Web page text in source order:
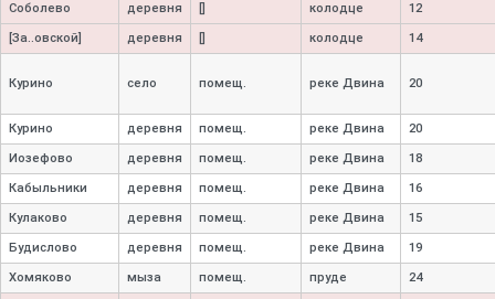
Соболево деревня колодце 12
[За..овской] деревня колодце 14
Курино село помещ. реке Двина 20
Курино деревня помещ. реке Двина 20
Иозефово деревня помещ. реке Двина 18
Кабыльники деревня помещ. реке Двина 16
Кулаково деревня помещ. реке Двина 15
Будислово деревня помещ. реке Двина 19
Хомяково мыза помещ. пруде 24